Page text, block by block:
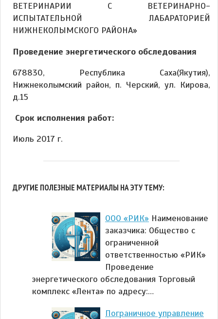
ВЕТЕРИНАРИИ С ВЕТЕРИНАРНО-
ИСПЫТАТЕЛЬНОЙ ЛАБАРАТОРИЕЙ
НИЖНЕКОЛЫМСКОГО РАЙОНА»
Проведение энергетического обследования
678830, Республика Саха(Якутия),
Нижнеколымский район, п. Черский, ул. Кирова,
д.15
Срок исполнения работ:
Июль 2017 г.
ДРУГИЕ ПОЛЕЗНЫЕ МАТЕРИАЛЫ НА ЭТУ ТЕМУ:
ООО «РИК» Наименование
заказчика: Общество с
ограниченной
ответственностью «РИК»
Проведение
энергетического обследования Торговый
комплекс «Лента» по адресу:…
Пограничное управление